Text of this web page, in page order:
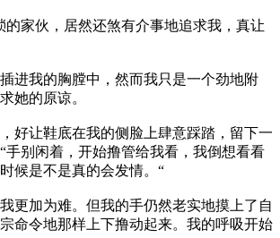
的家伙，居然还煞有介事地追求我，真让
进我的胸膛中，然而我只是一个劲地附
她的原谅。
好让鞋底在我的侧脸上肆意踩踏，留下一
手别闲着，开始撸管给我看，我倒想看看
候是不是真的会发情。“
更加为难。但我的手仍然老实地摸上了自
命令地那样上下撸动起来。我的呼吸开始